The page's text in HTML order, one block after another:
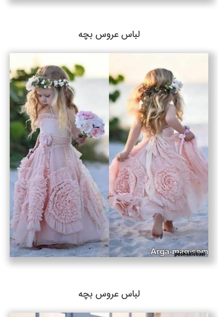
لباس عروس بچه
لباس عروس بچه